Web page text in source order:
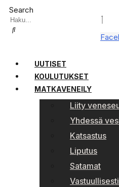
Search
UUTISET
KOULUTUKSET
MATKAVENEILY
Liity
Yhdessä
Katsastus
Liputus
Satamat